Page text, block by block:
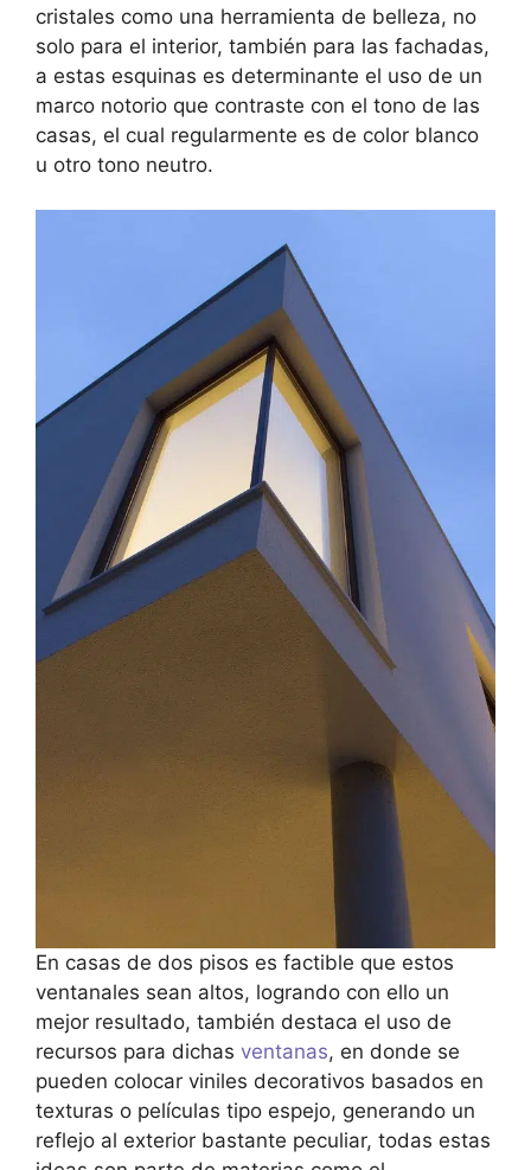
cristales como una herramienta de belleza, no
solo para el interior, también para las fachadas,
a estas esquinas es determinante el uso de un
marco notorio que contraste con el tono de las
casas, el cual regularmente es de color blanco
u otro tono neutro.
En casas de dos pisos es factible que estos
ventanales sean altos, logrando con ello un
mejor resultado, también destaca el uso de
recursos para dichas ventanas, en donde se
pueden colocar viniles decorativos basados en
texturas o películas tipo espejo, generando un
reflejo al exterior bastante peculiar, todas estas